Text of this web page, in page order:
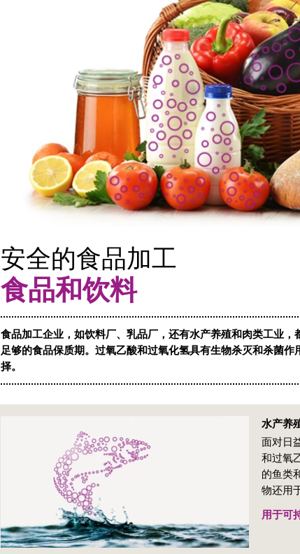
安全的食品加工
食品和饮料
食品加工企业，如饮料厂、乳品厂，还有水产养殖和肉类工业
足够的食品保质期。过氧乙酸和过氧化氢具有生物杀灭和杀菌
择。
水产养
面对日
和过氧
的鱼类
物还用
用于可